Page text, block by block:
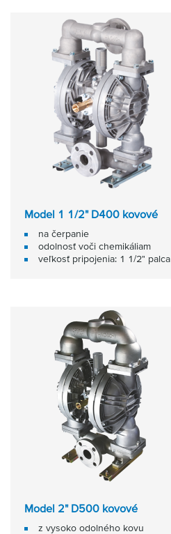
Model 1 1/2" D400 kovové
na čerpanie
odolnosť voči chemikáliam
veľkosť pripojenia: 1 1/2" palca
Model 2" D500 kovové
z vysoko odolného kovu